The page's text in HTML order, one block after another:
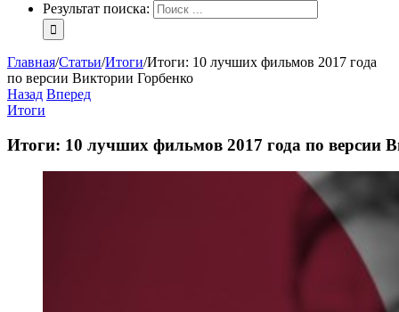
Результат поиска:
Главная/Статьи/Итоги/Итоги: 10 лучших фильмов 2017 года
по версии Виктории Горбенко
Назад Вперед
Итоги
Итоги: 10 лучших фильмов 2017 года по версии